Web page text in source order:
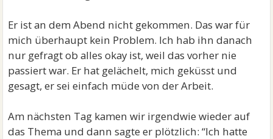
Er ist an dem Abend nicht gekommen. Das war für
mich überhaupt kein Problem. Ich hab ihn danach
nur gefragt ob alles okay ist, weil das vorher nie
passiert war. Er hat gelächelt, mich geküsst und
gesagt, er sei einfach müde von der Arbeit.
Am nächsten Tag kamen wir irgendwie wieder auf
das Thema und dann sagte er plötzlich: “Ich hatte